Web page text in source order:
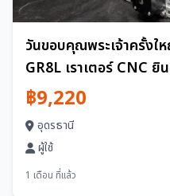
วันขอบคุณพระเจ้าครั้งใ
GR8L เราเตอร์ CNC
dd4233 m0o10412
฿9,220
อุดรธานี
ผู้ใช้
1 เดือน ที่แล้ว